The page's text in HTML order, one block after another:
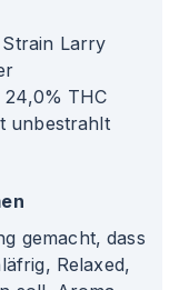
Strain Larry
THC
unbestrahlt
gemacht, dass
Relaxed,